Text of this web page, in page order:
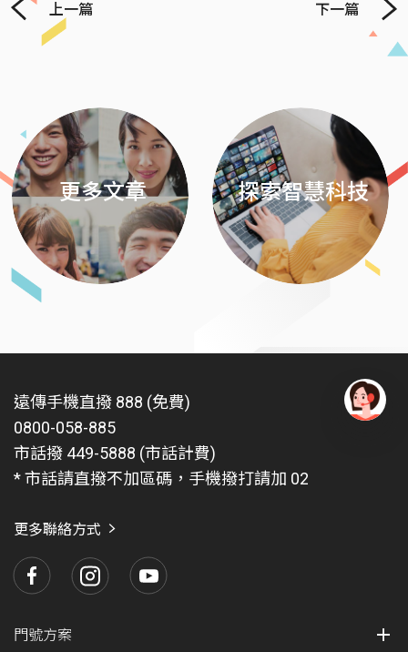
上一篇 下一篇
更多文章 探索智慧科技
遠傳手機直撥 888 (免費)
0800-058-885
市話撥 449-5888 (市話計費)
* 市話請直撥不加區碼，手機撥打請加 02
更多聯絡方式
門號方案